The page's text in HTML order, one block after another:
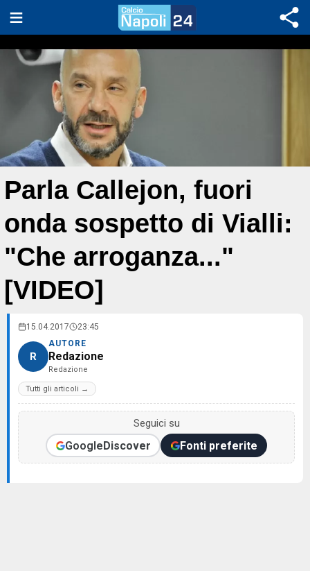
Parla Callejon, fuori
onda sospetto di Vialli:
"Che arroganza..."
[VIDEO]
15.04.2017 23:45
R
AUTORE
Redazione
Redazione
Tutti gli articoli →
Seguici su
GoogleDiscover Fonti preferite